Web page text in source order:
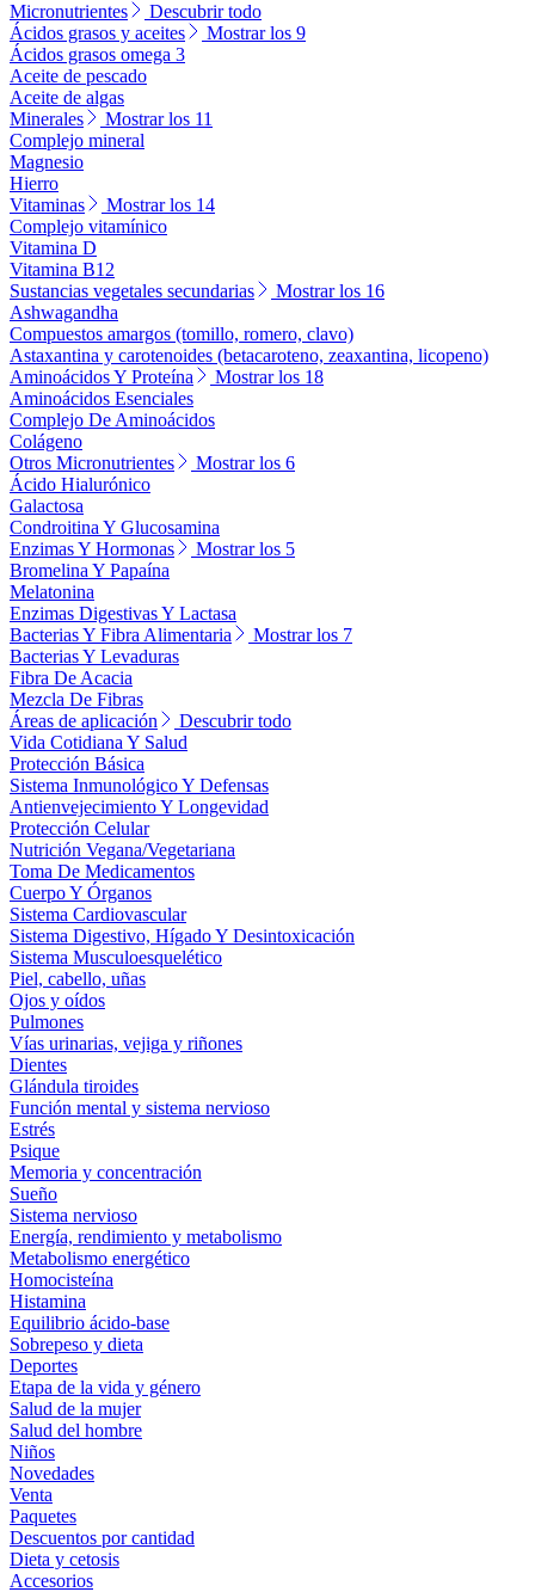
Micronutrientes
Descubrir todo
Ácidos grasos y aceites
Mostrar los 9
Ácidos grasos omega 3
Aceite de pescado
Aceite de algas
Minerales
Mostrar los 11
Complejo mineral
Magnesio
Hierro
Vitaminas
Mostrar los 14
Complejo vitamínico
Vitamina D
Vitamina B12
Sustancias vegetales secundarias
Mostrar los 16
Ashwagandha
Compuestos amargos (tomillo, romero, clavo)
Astaxantina y carotenoides (betacaroteno, zeaxantina, licopeno)
Aminoácidos Y Proteína
Mostrar los 18
Aminoácidos Esenciales
Complejo De Aminoácidos
Colágeno
Otros Micronutrientes
Mostrar los 6
Ácido Hialurónico
Galactosa
Condroitina Y Glucosamina
Enzimas Y Hormonas
Mostrar los 5
Bromelina Y Papaína
Melatonina
Enzimas Digestivas Y Lactasa
Bacterias Y Fibra Alimentaria
Mostrar los 7
Bacterias Y Levaduras
Fibra De Acacia
Mezcla De Fibras
Áreas de aplicación
Descubrir todo
Vida Cotidiana Y Salud
Protección Básica
Sistema Inmunológico Y Defensas
Antienvejecimiento Y Longevidad
Protección Celular
Nutrición Vegana/Vegetariana
Toma De Medicamentos
Cuerpo Y Órganos
Sistema Cardiovascular
Sistema Digestivo, Hígado Y Desintoxicación
Sistema Musculoesquelético
Piel, cabello, uñas
Ojos y oídos
Pulmones
Vías urinarias, vejiga y riñones
Dientes
Glándula tiroides
Función mental y sistema nervioso
Estrés
Psique
Memoria y concentración
Sueño
Sistema nervioso
Energía, rendimiento y metabolismo
Metabolismo energético
Homocisteína
Histamina
Equilibrio ácido-base
Sobrepeso y dieta
Deportes
Etapa de la vida y género
Salud de la mujer
Salud del hombre
Niños
Novedades
Venta
Paquetes
Descuentos por cantidad
Dieta y cetosis
Accesorios